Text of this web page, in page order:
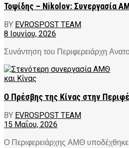
Τοψίδης – Nikolov: Συνεργασία
BY EVROSPOST TEAM
8 Ιουνίου, 2026
Συνάντηση του Περιφερειάρχη
Ο Πρέσβης της Κίνας στην
BY EVROSPOST TEAM
15 Μαΐου, 2026
Ο Περιφερειάρχης ΑΜΘ υποδέχθηκε